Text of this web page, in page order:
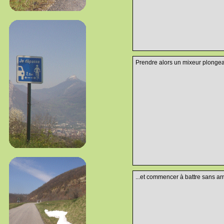
Prendre alors un mixeur
...et commencer à battre sans